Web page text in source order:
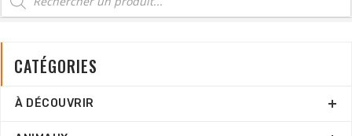
CATÉGORIES
À DÉCOUVRIR